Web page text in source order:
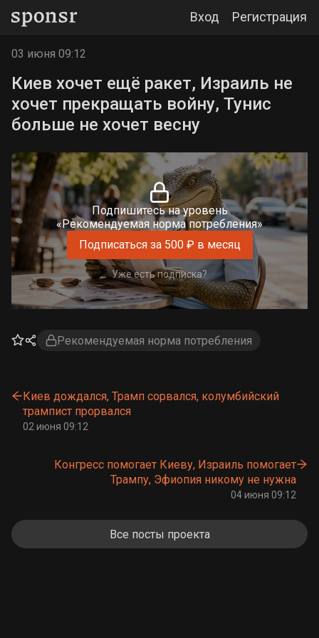
Вход Регистрация
03 июня 09:12
Киев хочет ещё ракет, Израиль не
хочет прекращать войну, Тунис
больше не хочет весну
Подпишитесь на уровень
«Рекомендуемая норма потребления»
Подписаться за 500 ₽ в месяц
Уже есть подписка?
Рекомендуемая норма потребления
Киев дождался, Трамп сорвался, колумбийский
трампист прорвался
02 июня 09:12
Конгресс помогает Киеву, Израиль помогает
Трампу, Эфиопия никому не нужна
04 июня 09:12
Все посты проекта